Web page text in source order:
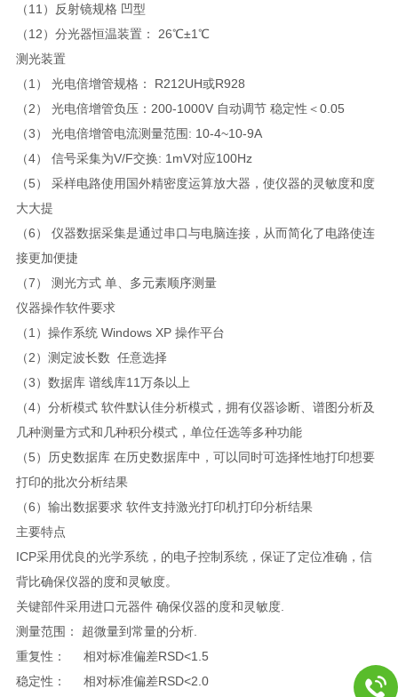
（11）反射镜规格 凹型
（12）分光器恒温装置： 26℃±1℃
测光装置
（1） 光电倍增管规格： R212UH或R928
（2） 光电倍增管负压：200-1000V 自动调节 稳定性＜0.05
（3） 光电倍增管电流测量范围: 10-4~10-9A
（4） 信号采集为V/F交换: 1mV对应100Hz
（5） 采样电路使用国外精密度运算放大器，使仪器的灵敏度和度
大大提
（6） 仪器数据采集是通过串口与电脑连接，从而简化了电路使连
接更加便捷
（7） 测光方式 单、多元素顺序测量
仪器操作软件要求
（1）操作系统 Windows XP 操作平台
（2）测定波长数 任意选择
（3）数据库 谱线库11万条以上
（4）分析模式 软件默认佳分析模式，拥有仪器诊断、谱图分析及
几种测量方式和几种积分模式，单位任选等多种功能
（5）历史数据库 在历史数据库中，可以同时可选择性地打印想要
打印的批次分析结果
（6）输出数据要求 软件支持激光打印机打印分析结果
主要特点
ICP采用优良的光学系统，的电子控制系统，保证了定位准确，信
背比确保仪器的度和灵敏度。
关键部件采用进口元器件 确保仪器的度和灵敏度.
测量范围： 超微量到常量的分析.
重复性： 相对标准偏差RSD<1.5
稳定性： 相对标准偏差RSD<2.0